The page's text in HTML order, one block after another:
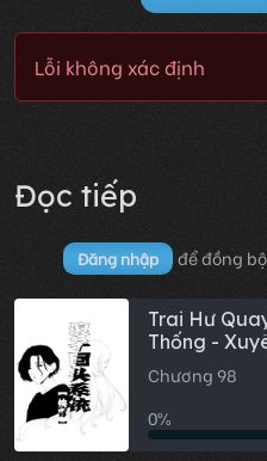
Lỗi không xác định
Đọc tiếp
Đăng nhập để đồng
Trai Hư
Thống -
Chương 98
0%